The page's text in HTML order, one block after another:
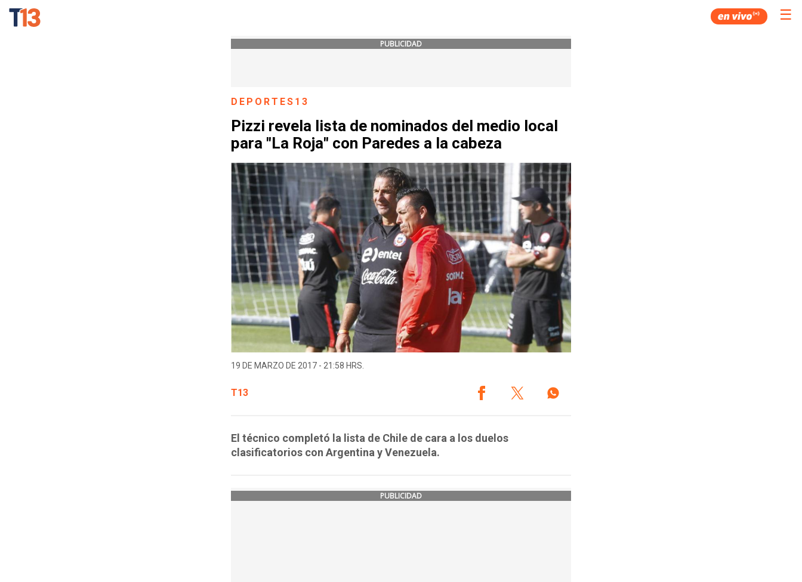
☰
PUBLICIDAD
DEPORTES13
Pizzi revela lista de nominados del medio local
para "La Roja" con Paredes a la cabeza
19 DE MARZO DE 2017 - 21:58 HRS.
T13
El técnico completó la lista de Chile de cara a los duelos
clasificatorios con Argentina y Venezuela.
PUBLICIDAD